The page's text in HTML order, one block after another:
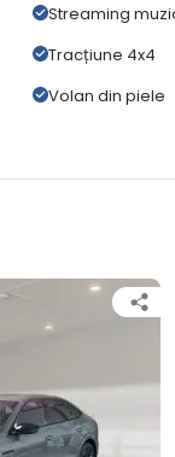
Streaming
Tracțiune 4x4
Volan din piele